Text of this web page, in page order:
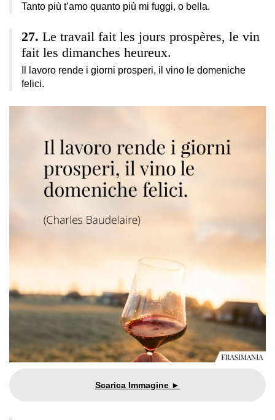
Tanto più t’amo quanto più mi fuggi, o bella.
Le travail fait les jours prospères, le vin
fait les dimanches heureux.
Il lavoro rende i giorni prosperi, il vino le domeniche
felici.